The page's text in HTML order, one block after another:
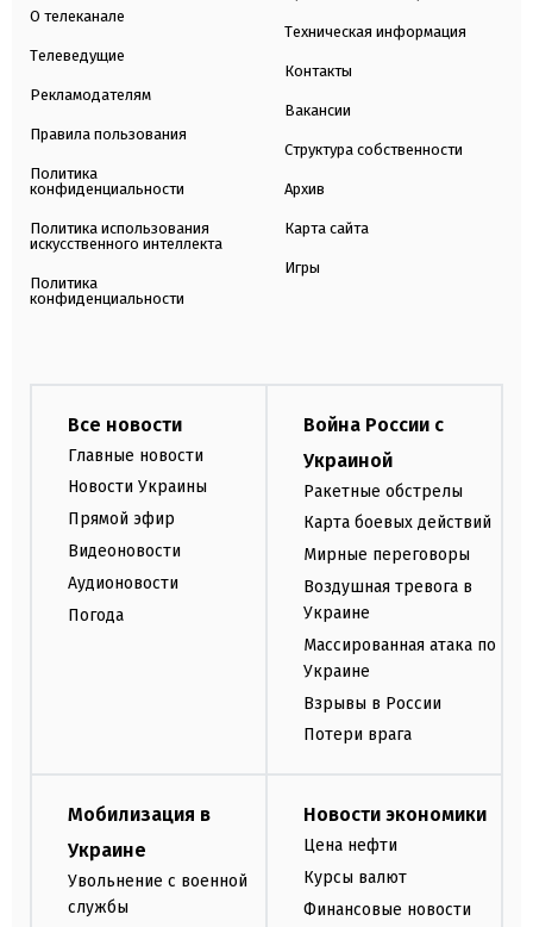
О телеканале
Телеведущие
Рекламодателям
Правила пользования
Политика
конфиденциальности
Политика использования
искусственного интеллекта
Политика
конфиденциальности
Техническая информация
Контакты
Вакансии
Структура собственности
Архив
Карта сайта
Игры
Все новости
Главные новости
Новости Украины
Прямой эфир
Видеоновости
Аудионовости
Погода
Война России с
Украиной
Ракетные обстрелы
Карта боевых действий
Мирные переговоры
Воздушная тревога в
Украине
Массированная атака по
Украине
Взрывы в России
Потери врага
Мобилизация в
Украине
Увольнение с военной
службы
Новости экономики
Цена нефти
Курсы валют
Финансовые новости